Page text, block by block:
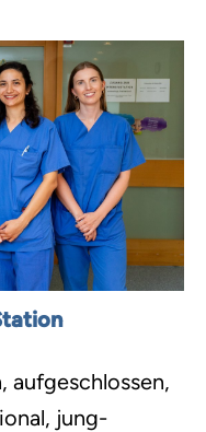
aufgeschlossen,
jung-